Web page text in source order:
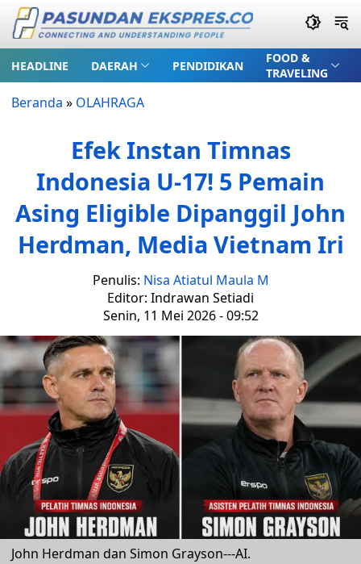
HEADLINE DAERAH PENDIDIKAN
FOOD &
TRAVELING
Beranda » OLAHRAGA
Efek Instan Timnas
Indonesia U-17! 5 Pemain
Asing Eligible Dipanggil John
Herdman, Media Vietnam Iri
Penulis: Nisa Atiatul Maula M
Editor: Indrawan Setiadi
Senin, 11 Mei 2026 - 09:52
John Herdman dan Simon Grayson---AI.